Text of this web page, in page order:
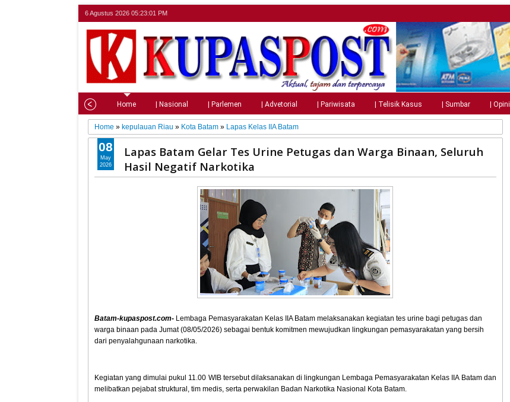
6 Agustus 2026 05:23:02 PM
Home | Nasional | Parlemen | Advetorial | Pariwisata | Telisik Kasus | Sumbar | Opini
Home »kepulauan Riau » Kota Batam » Lapas Kelas IIA Batam
Lapas Batam Gelar Tes Urine Petugas dan Warga Binaan, Seluruh
Hasil Negatif Narkotika
Batam-kupaspost.com- Lembaga Pemasyarakatan Kelas IIA Batam melaksanakan kegiatan tes urine bagi petugas dan
warga binaan pada Jumat (08/05/2026) sebagai bentuk komitmen mewujudkan lingkungan pemasyarakatan yang bersih
dari penyalahgunaan narkotika.
Kegiatan yang dimulai pukul 11.00 WIB tersebut dilaksanakan di lingkungan Lembaga Pemasyarakatan Kelas IIA Batam dan
melibatkan pejabat struktural, tim medis, serta perwakilan Badan Narkotika Nasional Kota Batam.
08
May
2026